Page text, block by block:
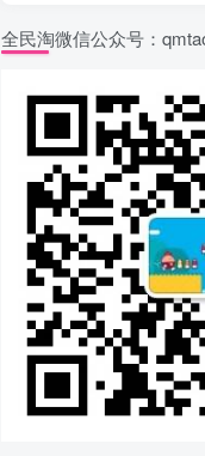
全民淘微信公众号：